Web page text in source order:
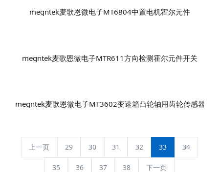
megntek麦歌恩微电子MT6815伺服/步进电机霍尔元件
megntek麦歌恩微电子MT6813位置传感器霍尔元件
megntek麦歌恩微电子MT6804中置电机霍尔元件
megntek麦歌恩微电子MTR611方向检测霍尔元件开关